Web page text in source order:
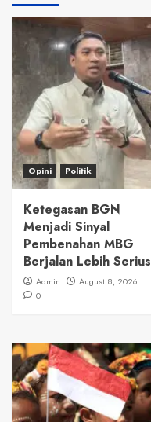
Opini Politik
Ketegasan BGN
Menjadi Sinyal
Pembenahan MBG
Berjalan Lebih Serius
Admin
August 8, 2026
0